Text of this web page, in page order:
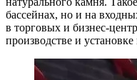
бассейнах, но и на
в торговых и бизнес-
производстве и